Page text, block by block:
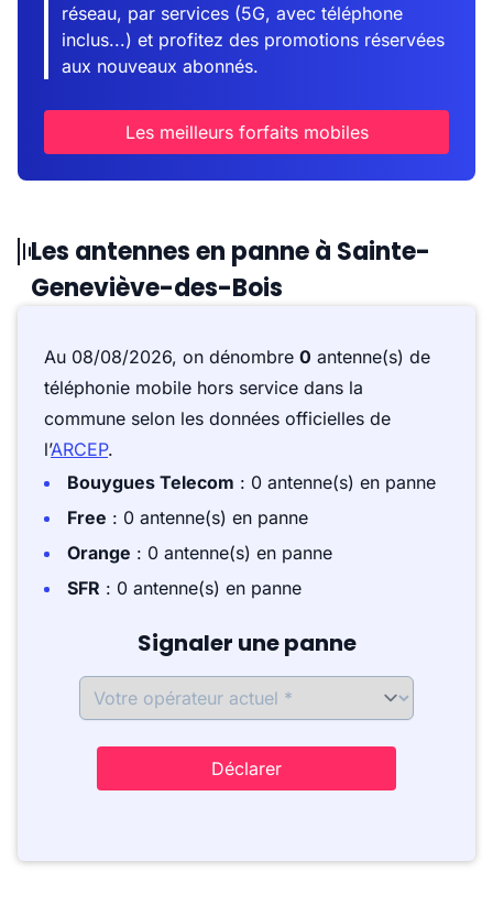
réseau, par services (5G, avec téléphone
inclus...) et profitez des promotions réservées
aux nouveaux abonnés.
Les meilleurs forfaits mobiles
Les antennes en panne à Sainte-
Geneviève-des-Bois
Au 08/08/2026, on dénombre 0 antenne(s) de
téléphonie mobile hors service dans la
commune selon les données officielles de
l’ARCEP.
Bouygues Telecom : 0 antenne(s) en panne
Free : 0 antenne(s) en panne
Orange : 0 antenne(s) en panne
SFR : 0 antenne(s) en panne
Signaler une panne
Déclarer